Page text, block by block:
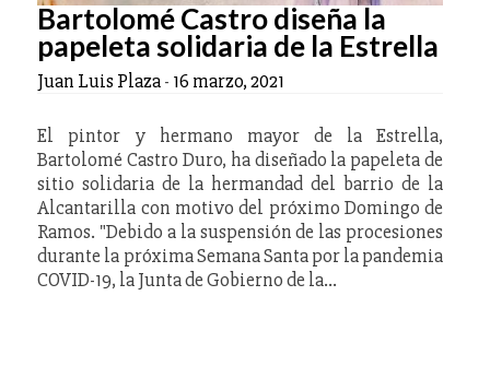
Bartolomé Castro diseña la
papeleta solidaria de la Estrella
Juan Luis Plaza- 16 marzo, 2021
El pintor y hermano mayor de la Estrella,
Bartolomé Castro Duro, ha diseñado la papeleta de
sitio solidaria de la hermandad del barrio de la
Alcantarilla con motivo del próximo Domingo de
Ramos. "Debido a la suspensión de las procesiones
durante la próxima Semana Santa por la pandemia
COVID-19, la Junta de Gobierno de la…